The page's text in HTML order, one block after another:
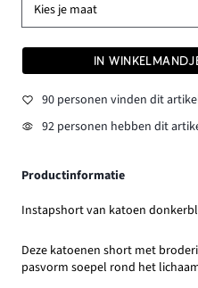
Kies je maat
IN
90 personen vinden dit
92 personen hebben dit
Productinformatie
Instapshort van katoen
Deze katoenen short met
pasvorm soepel rond het